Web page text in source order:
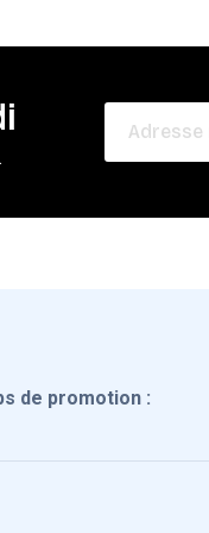
de promotion :